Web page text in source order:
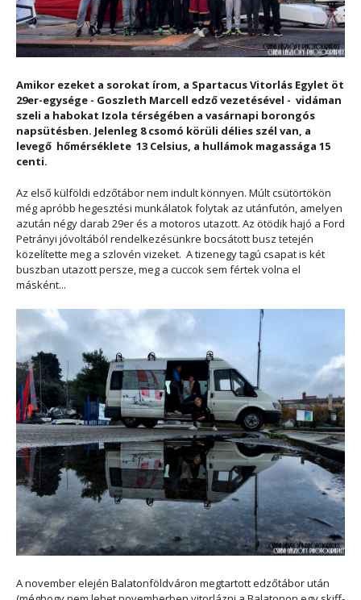
Amikor ezeket a sorokat írom, a Spartacus Vitorlás Egylet öt
29er-egysége - Goszleth Marcell edző vezetésével - vidáman
szeli a habokat Izola térségében a vasárnapi borongós
napsütésben. Jelenleg 8 csomó körüli délies szél van, a
levegő hőmérséklete 13 Celsius, a hullámok magassága 15
centi.
Az első külföldi edzőtábor nem indult könnyen. Múlt csütörtökön
még apróbb hegesztési munkálatok folytak az utánfutón, amelyen
azután négy darab 29er és a motoros utazott. Az ötödik hajó a Ford
Petrányi jóvoltából rendelkezésünkre bocsátott busz tetején
közelítette meg a szlovén vizeket. A tizenegy tagú csapat is két
buszban utazott persze, meg a cuccok sem fértek volna el
másként...
A november elején Balatonföldváron megtartott edzőtábor után